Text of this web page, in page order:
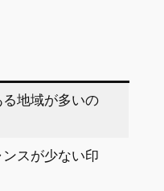
地域が多いの
スが少ない印